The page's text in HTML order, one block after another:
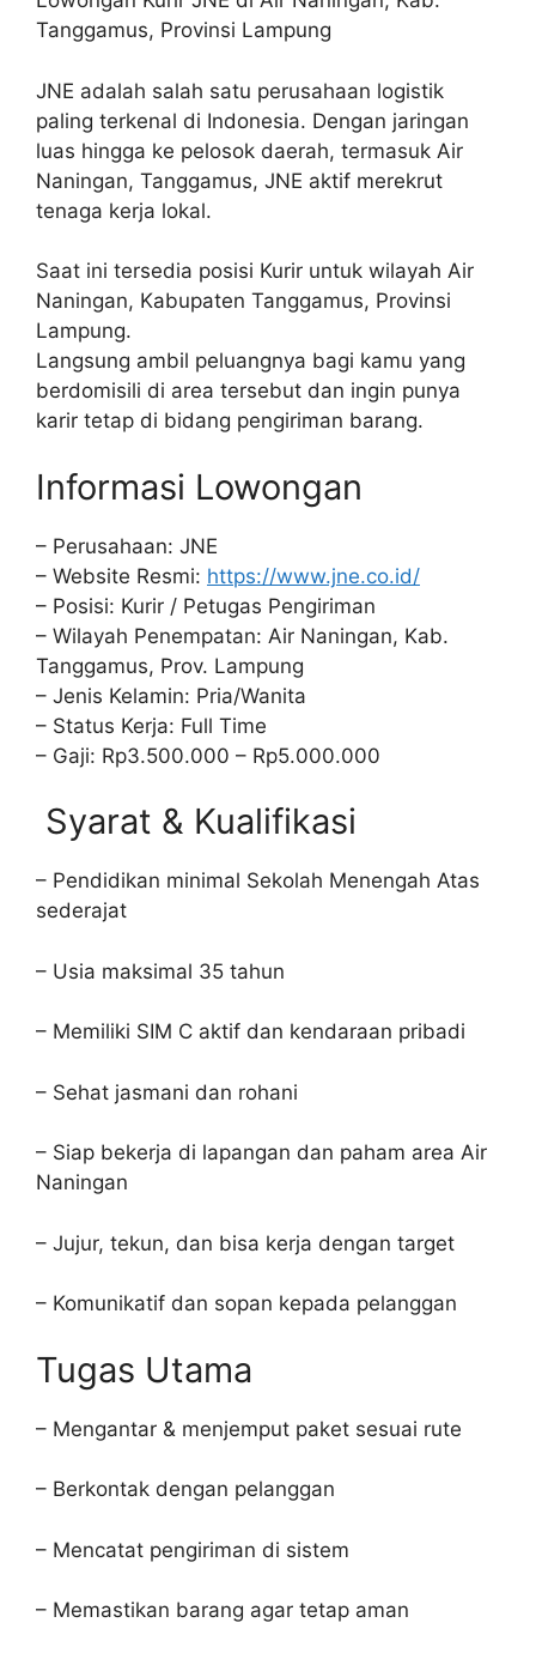
Tanggamus, Provinsi Lampung
JNE adalah salah satu perusahaan logistik
paling terkenal di Indonesia. Dengan jaringan
luas hingga ke pelosok daerah, termasuk Air
Naningan, Tanggamus, JNE aktif merekrut
tenaga kerja lokal.
Saat ini tersedia posisi Kurir untuk wilayah Air
Naningan, Kabupaten Tanggamus, Provinsi
Lampung.
Langsung ambil peluangnya bagi kamu yang
berdomisili di area tersebut dan ingin punya
karir tetap di bidang pengiriman barang.
Informasi Lowongan
– Perusahaan: JNE
– Website Resmi: https://www.jne.co.id/
– Posisi: Kurir / Petugas Pengiriman
– Wilayah Penempatan: Air Naningan, Kab.
Tanggamus, Prov. Lampung
– Jenis Kelamin: Pria/Wanita
– Status Kerja: Full Time
– Gaji: Rp3.500.000 – Rp5.000.000
Syarat & Kualifikasi
– Pendidikan minimal Sekolah Menengah Atas
sederajat
– Usia maksimal 35 tahun
– Memiliki SIM C aktif dan kendaraan pribadi
– Sehat jasmani dan rohani
– Siap bekerja di lapangan dan paham area Air
Naningan
– Jujur, tekun, dan bisa kerja dengan target
– Komunikatif dan sopan kepada pelanggan
Tugas Utama
– Mengantar & menjemput paket sesuai rute
– Berkontak dengan pelanggan
– Mencatat pengiriman di sistem
– Memastikan barang agar tetap aman